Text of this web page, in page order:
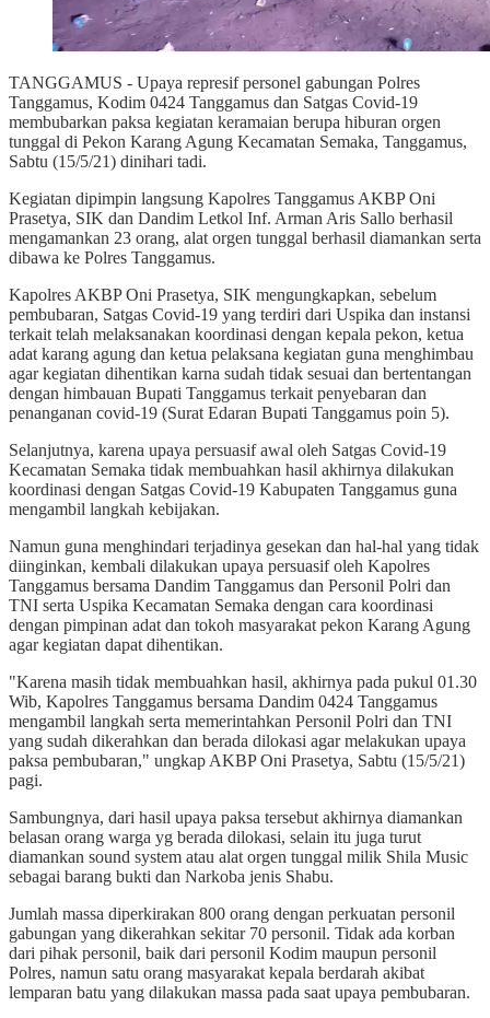
TANGGAMUS - Upaya represif personel gabungan Polres
Tanggamus, Kodim 0424 Tanggamus dan Satgas Covid-19
membubarkan paksa kegiatan keramaian berupa hiburan orgen
tunggal di Pekon Karang Agung Kecamatan Semaka, Tanggamus,
Sabtu (15/5/21) dinihari tadi.
Kegiatan dipimpin langsung Kapolres Tanggamus AKBP Oni
Prasetya, SIK dan Dandim Letkol Inf. Arman Aris Sallo berhasil
mengamankan 23 orang, alat orgen tunggal berhasil diamankan serta
dibawa ke Polres Tanggamus.
Kapolres AKBP Oni Prasetya, SIK mengungkapkan, sebelum
pembubaran, Satgas Covid-19 yang terdiri dari Uspika dan instansi
terkait telah melaksanakan koordinasi dengan kepala pekon, ketua
adat karang agung dan ketua pelaksana kegiatan guna menghimbau
agar kegiatan dihentikan karna sudah tidak sesuai dan bertentangan
dengan himbauan Bupati Tanggamus terkait penyebaran dan
penanganan covid-19 (Surat Edaran Bupati Tanggamus poin 5).
Selanjutnya, karena upaya persuasif awal oleh Satgas Covid-19
Kecamatan Semaka tidak membuahkan hasil akhirnya dilakukan
koordinasi dengan Satgas Covid-19 Kabupaten Tanggamus guna
mengambil langkah kebijakan.
Namun guna menghindari terjadinya gesekan dan hal-hal yang tidak
diinginkan, kembali dilakukan upaya persuasif oleh Kapolres
Tanggamus bersama Dandim Tanggamus dan Personil Polri dan
TNI serta Uspika Kecamatan Semaka dengan cara koordinasi
dengan pimpinan adat dan tokoh masyarakat pekon Karang Agung
agar kegiatan dapat dihentikan.
"Karena masih tidak membuahkan hasil, akhirnya pada pukul 01.30
Wib, Kapolres Tanggamus bersama Dandim 0424 Tanggamus
mengambil langkah serta memerintahkan Personil Polri dan TNI
yang sudah dikerahkan dan berada dilokasi agar melakukan upaya
paksa pembubaran," ungkap AKBP Oni Prasetya, Sabtu (15/5/21)
pagi.
Sambungnya, dari hasil upaya paksa tersebut akhirnya diamankan
belasan orang warga yg berada dilokasi, selain itu juga turut
diamankan sound system atau alat orgen tunggal milik Shila Music
sebagai barang bukti dan Narkoba jenis Shabu.
Jumlah massa diperkirakan 800 orang dengan perkuatan personil
gabungan yang dikerahkan sekitar 70 personil. Tidak ada korban
dari pihak personil, baik dari personil Kodim maupun personil
Polres, namun satu orang masyarakat kepala berdarah akibat
lemparan batu yang dilakukan massa pada saat upaya pembubaran.